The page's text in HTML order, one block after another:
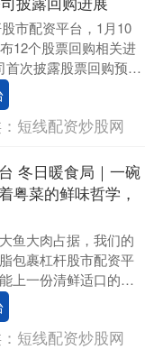
市配资平台，1月10
12个股票回购相关进
首次披露股票回购预
获股东大会通过，7
短线配资炒股网
冬日暖食局｜一碗
粤菜的鲜味哲学，
鱼大肉占据，我们的
包裹杠杆股市配资平
上一份清鲜适口的汤
击呢？今天为大家推
短线配资炒股网